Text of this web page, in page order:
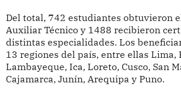
Del total, 742 estudiantes obtuvieron
Auxiliar Técnico y 1488 recibieron
distintas especialidades. Los
13 regiones del país, entre ellas Lima,
Lambayeque, Ica, Loreto, Cusco, San
Cajamarca, Junín, Arequipa y Puno.